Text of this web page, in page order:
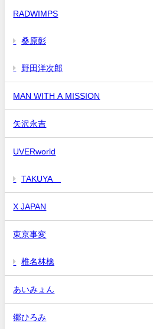
RADWIMPS
桑原彰
野田洋次郎
MAN WITH A MISSION
矢沢永吉
UVERworld
TAKUYA∞
X JAPAN
東京事変
椎名林檎
あいみょん
郷ひろみ